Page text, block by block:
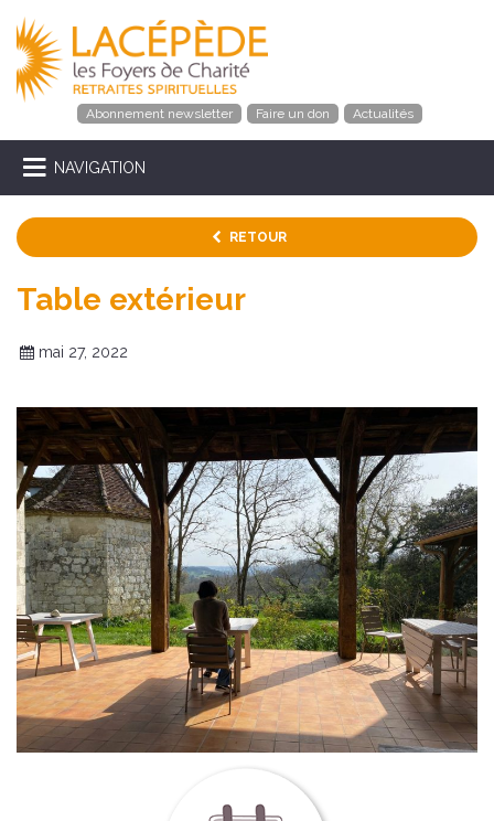
Abonnement newsletter Faire un don Actualités
NAVIGATION
RETOUR
Table extérieur
mai 27, 2022